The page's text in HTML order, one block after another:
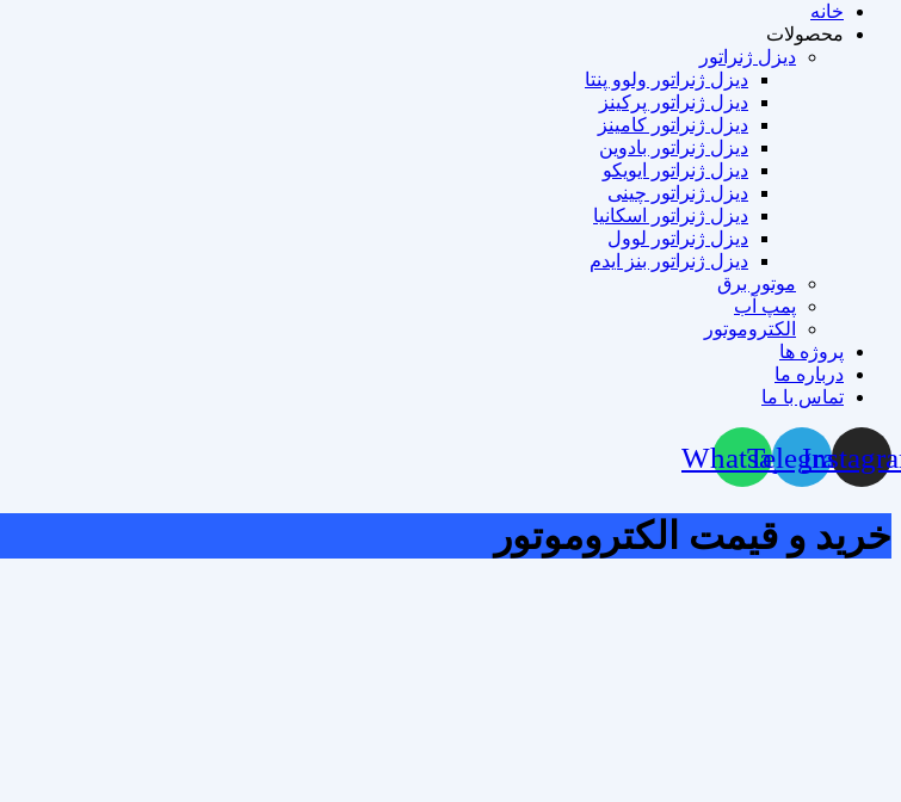
خانه
محصولات
دیزل ژنراتور
دیزل ژنراتور ولوو پنتا
دیزل ژنراتور پرکینز
دیزل ژنراتور کامینز
دیزل ژنراتور بادوین
دیزل ژنراتور ایویکو
دیزل ژنراتور چینی
دیزل ژنراتور اسکانیا
دیزل ژنراتور لوول
دیزل ژنراتور بنز ایدم
موتور برق
پمپ آب
الکتروموتور
پروژه ها
درباره ما
تماس با ما
Telegram
Whatsapp
خرید و قیمت الکتروموتور